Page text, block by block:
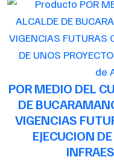
de
POR MEDIO DEL
DE
VIGENCIAS
EJECUCION